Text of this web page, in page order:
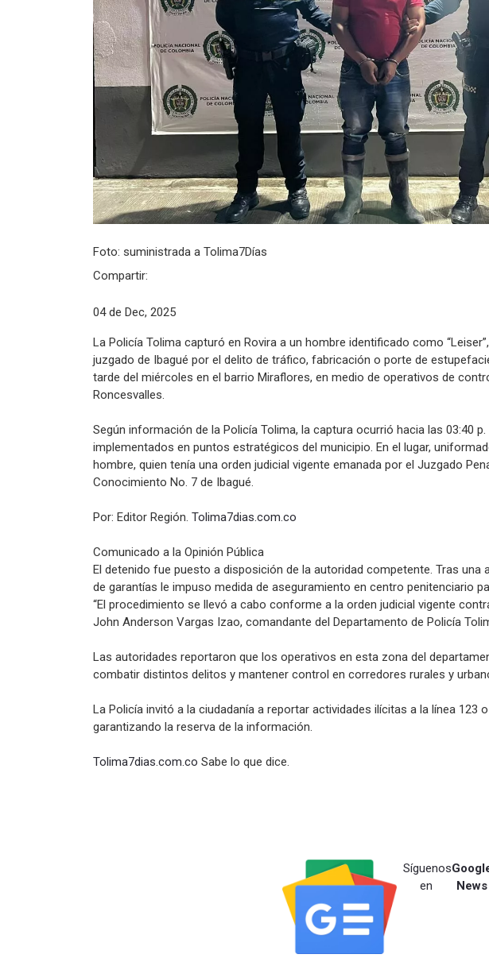
Foto: suministrada a Tolima7Días
Compartir:
04 de Dec, 2025
La Policía Tolima capturó en Rovira a un hombre identificado como
juzgado de Ibagué por el delito de tráfico, fabricación o porte de
tarde del miércoles en el barrio Miraflores, en medio de operativos de
Roncesvalles.
Según información de la Policía Tolima, la captura ocurrió hacia las 03:40
implementados en puntos estratégicos del municipio. En el lugar,
hombre, quien tenía una orden judicial vigente emanada por el Juzgado
Conocimiento No. 7 de Ibagué.
Por: Editor Región. Tolima7dias.com.co
Comunicado a la Opinión Pública
El detenido fue puesto a disposición de la autoridad competente. Tras una
de garantías le impuso medida de aseguramiento en centro penitenciario
“El procedimiento se llevó a cabo conforme a la orden judicial vigente
John Anderson Vargas Izao, comandante del Departamento de Policía
Las autoridades reportaron que los operativos en esta zona del
combatir distintos delitos y mantener control en corredores rurales y
La Policía invitó a la ciudadanía a reportar actividades ilícitas a la línea 123
garantizando la reserva de la información.
Tolima7dias.com.co Sabe lo que dice.
Síguenos
en
News